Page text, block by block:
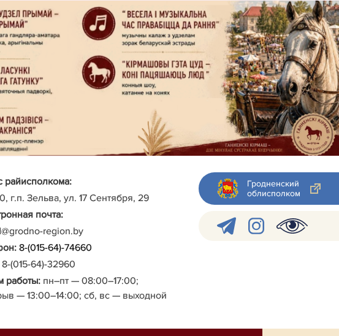
райисполкома:
г.п. Зельва, ул. 17 Сентября, 29
почта:
region.by
8-(015-64)-74660
8-(015-64)-32960
работы: пн–пт — 08:00–17:00;
— 13:00–14:00; сб, вс — выходной
Гродненский
облисполком